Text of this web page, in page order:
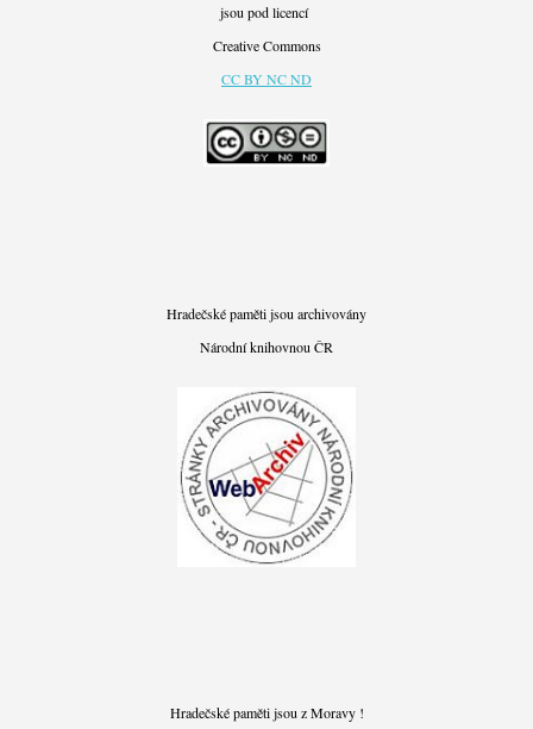
jsou pod licencí
Creative Commons
CC BY NC ND
Hradečské paměti jsou archivovány
Národní knihovnou ČR
Hradečské paměti jsou z Moravy !